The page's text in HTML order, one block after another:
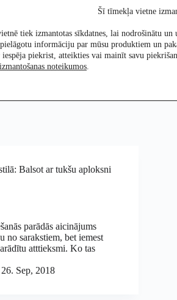
Pētījumi
Balsot ar tukšu aploksni
parādās aicinājums
no sarakstiem, bet iemest
atttieksmi. Ko tas
26. Sep, 2018
Šī tīmekļa vietne
tiek izmantotas sīkdatnes, lai nodrošinātu
informāciju par mūsu produktiem un
piekrist, atteikties vai mainīt savu
noteikumos.